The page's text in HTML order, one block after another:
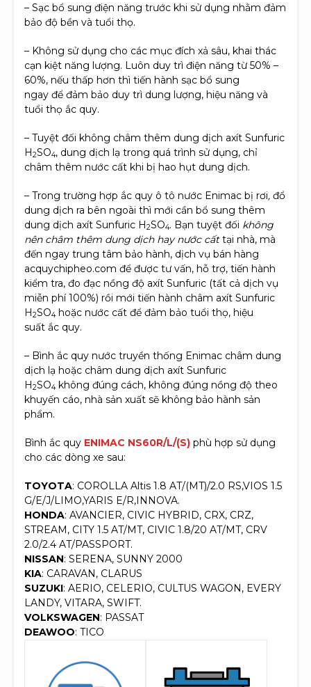
– Sạc bổ sung điện năng trước khi sử dụng nhằm đảm
bảo độ bền và tuổi thọ.
– Không sử dụng cho các mục đích xả sâu, khai thác
cạn kiệt năng lượng. Luôn duy trì điện năng từ 50% –
60%, nếu thấp hơn thì tiến hành sạc bổ sung
ngay để đảm bảo duy trì dung lượng, hiệu năng và
tuổi thọ ắc quy.
– Tuyệt đối không châm thêm dung dịch axít Sunfuric
H2SO4, dung dịch lạ trong quá trình sử dụng, chỉ
châm thêm nước cất khi bị hao hụt dung dịch.
– Trong trường hợp ắc quy ô tô nước Enimac bị rơi, đổ
dung dịch ra bên ngoài thì mới cần bổ sung thêm
dung dịch axít Sunfuric H2SO4. Bạn tuyệt đối không
nên châm thêm dung dịch hay nước cấttại nhà, mà
đến ngay trung tâm bảo hành, dịch vụ bán hàng
acquychipheo.com để được tư vấn, hỗ trợ, tiến hành
kiểm tra, đo đạc nồng độ axít Sunfuric (tất cả dịch vụ
miễn phí 100%) rồi mới tiến hành châm axít Sunfuric
H2SO4 hoặc nước cất để đảm bảo tuổi thọ, hiệu
suất ắc quy.
– Bình ắc quy nước truyền thống Enimac châm dung
dịch lạ hoặc châm dung dịch axít Sunfuric
H2SO4 không đúng cách, không đúng nồng độ theo
khuyến cáo, nhà sản xuất sẽ không bảo hành sản
phẩm.
Bình ắc quy ENIMAC NS60R/L/(S) phù hợp sử dụng
cho các dòng xe sau:
TOYOTA: COROLLA Altis 1.8 AT/(MT)/2.0 RS,VIOS 1.5
G/E/J/LIMO,YARIS E/R,INNOVA.
HONDA: AVANCIER, CIVIC HYBRID, CRX, CRZ,
STREAM, CITY 1.5 AT/MT, CIVIC 1.8/20 AT/MT, CRV
2.0/2.4 AT/PASSPORT.
NISSAN: SERENA, SUNNY 2000
KIA: CARAVAN, CLARUS
SUZUKI: AERIO, CELERIO, CULTUS WAGON, EVERY
LANDY, VITARA, SWIFT.
VOLKSWAGEN: PASSAT
DEAWOO: TICO